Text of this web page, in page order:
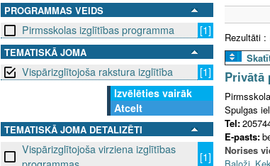
D
L
PROGRAMMAS VEIDS
Pirmsskolas izglītības programma [1]
TEMATISKĀ JOMA
Vispārizglītojoša rakstura izglītība
[1]
Izvēlēties vairāk
Atcelt
TEMATISKĀ JOMA DETALIZĒTI
Vispārizglītojoša virziena izglītības
[1]
Rezultāti :
Privātā
Spulgas
Tel:
E-pasts:
Norises
Baloži,